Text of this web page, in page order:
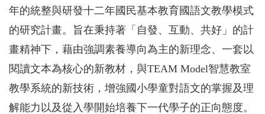
年的統整與研發十二年國民基本教育國語文教學模式
的研究計畫。旨在秉持著「自發、互動、共好」的計
畫精神下，藉由強調素養導向為主的新理念、一套以
閱讀文本為核心的新教材，與TEAM Model智慧教室
教學系統的新技術，增強國小學童對語文的掌握及理
解能力以及從入學開始培養下一代學子的正向態度。